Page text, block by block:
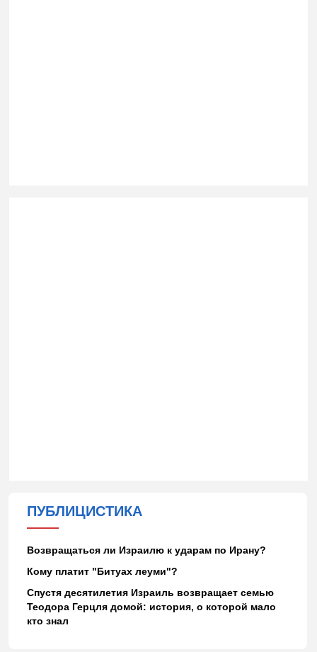
ПУБЛИЦИСТИКА
Возвращаться ли Израилю к ударам по Ирану?
Кому платит "Битуах леуми"?
Спустя десятилетия Израиль возвращает семью
Теодора Герцля домой: история, о которой мало
кто знал